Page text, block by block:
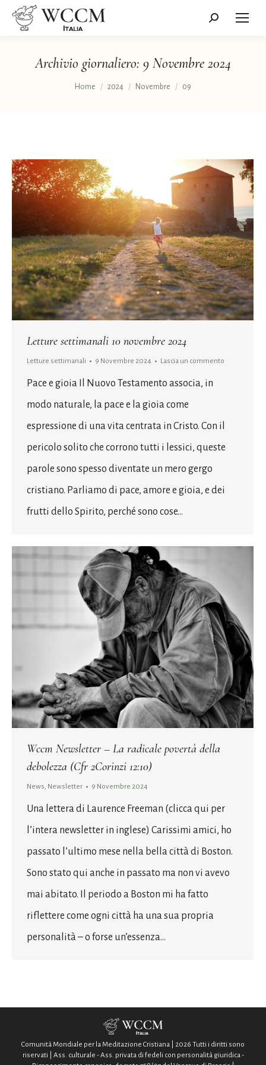
Cerca:
Archivio giornaliero: 9 Novembre 2024
Tu sei qui:
Home 2024 Novembre 09
Letture settimanali 10 novembre 2024
Letture settimanali 9 Novembre 2024 Lascia un commento
Pace e gioia Il Nuovo Testamento associa, in
modo naturale, la pace e la gioia come
espressione di una vita centrata in Cristo. Con il
pericolo solito che corrono tutti i lessici, queste
parole sono spesso diventate un mero gergo
cristiano. Parliamo di pace, amore e gioia, e dei
frutti dello Spirito, perché sono cose…
Wccm Newsletter – La radicale povertà della
debolezza (Cfr 2Corinzi 12:10)
News Newsletter 9 Novembre 2024
Una lettera di Laurence Freeman (clicca qui per
l’intera newsletter in inglese) Carissimi amici, ho
passato l’ultimo mese nella bella città di Boston.
Sono stato qui anche in passato ma non vi avevo
mai abitato. Il periodo a Boston mi ha fatto
riflettere come ogni città ha una sua propria
personalità – o forse un’essenza…
Comunità Mondiale per la Meditazione Cristiana | 2026 Tutti i diritti sono
riservati | Ass. culturale - Ass. privata di fedeli con personalità giuridica -